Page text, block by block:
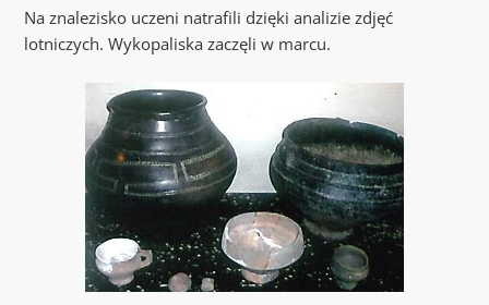
Na znalezisko uczeni natrafili dzięki analizie zdjęć
lotniczych. Wykopaliska zaczęli w marcu.